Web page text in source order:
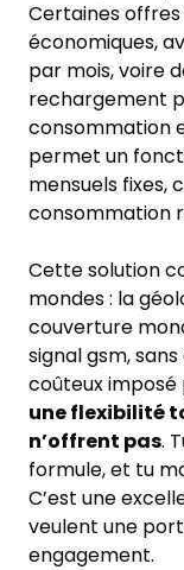
Certaines
économiques,
par mois, voire
rechargement
consommation
permet un
mensuels fixes,
consommation
Cette solution
mondes : la
couverture
signal gsm,
coûteux
une flexibilité
n’offrent pas.
formule, et tu
C’est une
veulent une
engagement.